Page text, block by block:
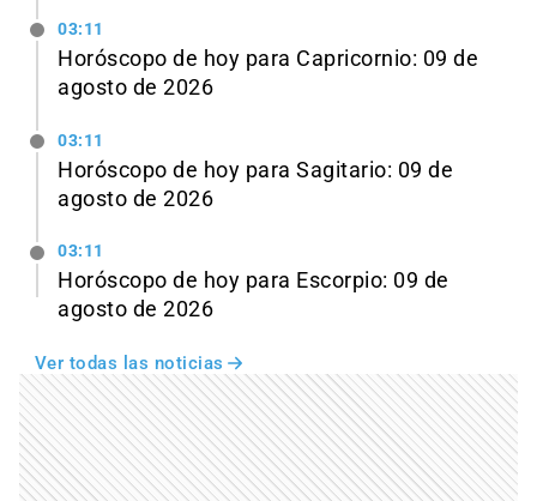
03:11
Horóscopo de hoy para Capricornio: 09 de
agosto de 2026
03:11
Horóscopo de hoy para Sagitario: 09 de
agosto de 2026
03:11
Horóscopo de hoy para Escorpio: 09 de
agosto de 2026
Ver todas las noticias